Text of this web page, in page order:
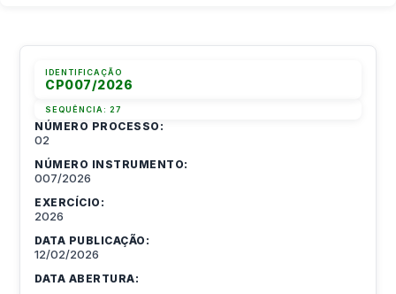
IDENTIFICAÇÃO
CP007/2026
SEQUÊNCIA: 27
NÚMERO PROCESSO:
02
NÚMERO INSTRUMENTO:
007/2026
EXERCÍCIO:
2026
DATA PUBLICAÇÃO:
12/02/2026
DATA ABERTURA: